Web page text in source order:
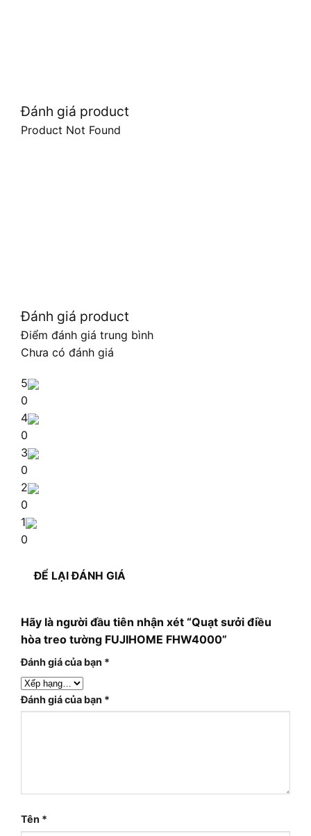
Đánh giá product
Product Not Found
Đánh giá product
Điểm đánh giá trung bình
Chưa có đánh giá
5
0
4
0
3
0
2
0
1
0
ĐỂ LẠI ĐÁNH GIÁ
Hãy là người đầu tiên nhận xét “Quạt sưởi điều
hòa treo tường FUJIHOME FHW4000”
Đánh giá của bạn *
Đánh giá của bạn *
Tên *